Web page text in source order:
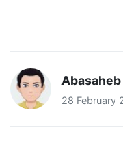
28 February